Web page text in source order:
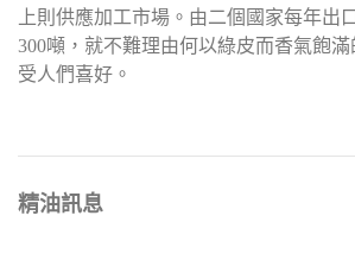
上則供應加工市場。由二個國家每年出
300噸，就不難理由何以綠皮而香氣飽
受人們喜好。
​精油訊息